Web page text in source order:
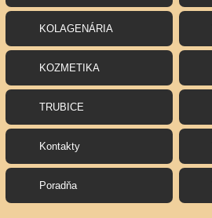
KOLAGENÁRIA
KOZMETIKA
TRUBICE
Kontakty
Poradňa